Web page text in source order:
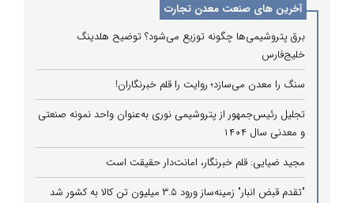
آخرین های صنعت معدن تجارت
برق پتروشیمی‌ها چگونه توزیع می‌شود؟ توضیح هلدینگ
خلیج‌فارس
سنگ را معدن می‌سازد؛ روایت را قلم خبرنگاران!
تجلیل رئیس‌جمهور از پتروشیمی نوری به‌عنوان واحد نمونه صنعتی
و معدنی سال ۱۴۰۴
مجید ضیایی: قلم خبرنگار، امانت‌دار حقیقت است
"تقدم قبض انبار" زمینه‌ساز ورود ۳.۵ میلیون تن کالا به کشور شد